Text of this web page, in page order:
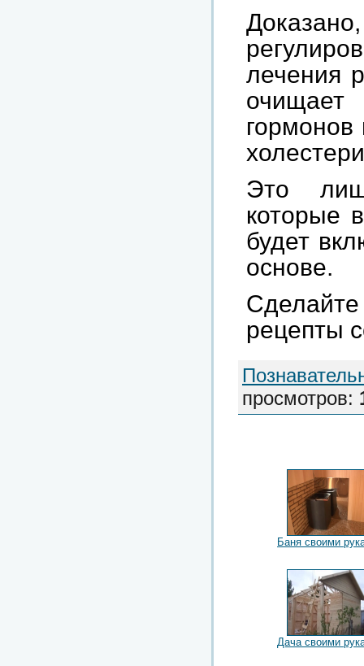
лечения
очищает
Это
которые
будет
основе.
рецепты
просмотров:
Баня своими
Дача своими